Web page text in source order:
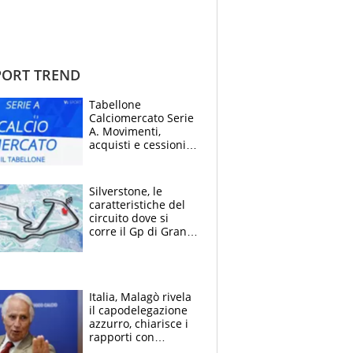
TREND
Tabellone
Calciomercato Serie
A. Movimenti,
acquisti e cessioni:
Silverstone, le
caratteristiche del
circuito dove si
corre il Gp di Gran
Italia, Malagò rivela
il capodelegazione
azzurro, chiarisce i
rapporti con